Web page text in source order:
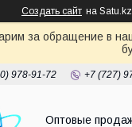
Создать сайт на Satu.kz
за обращение в
978-91-72 +7 (727)
Оптовые